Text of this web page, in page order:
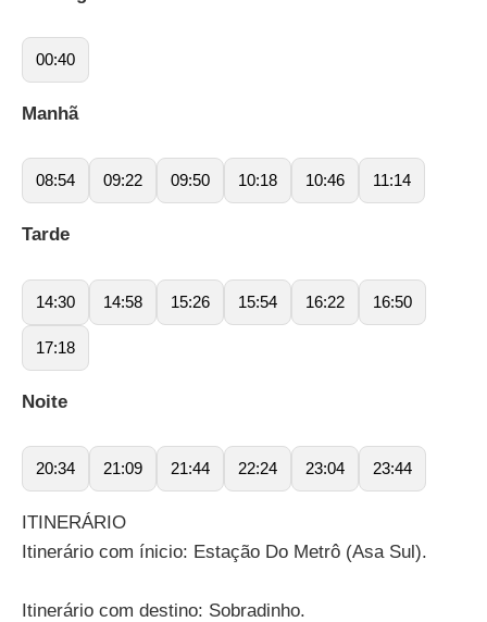
00:40
Manhã
08:54 09:22 09:50 10:18 10:46 11:14
Tarde
14:30 14:58 15:26 15:54 16:22 16:50
17:18
Noite
20:34 21:09 21:44 22:24 23:04 23:44
ITINERÁRIO
Itinerário com ínicio: Estação Do Metrô (Asa Sul).
Itinerário com destino: Sobradinho.